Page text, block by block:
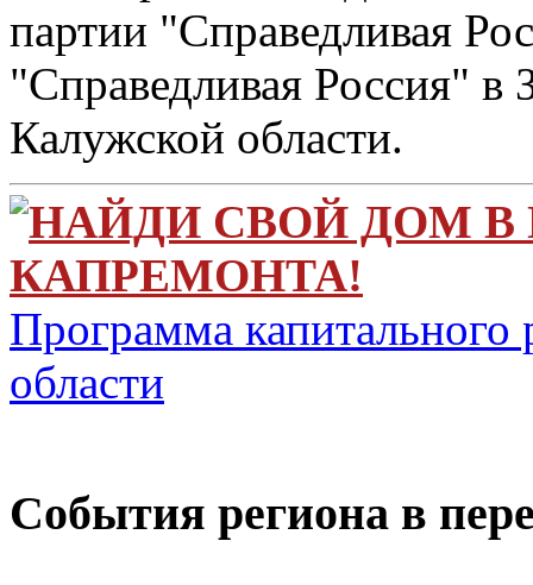
партии "Справедливая
"Справедливая Россия" в
Калужской области.
НАЙДИ СВОЙ ДОМ В
КАПРЕМОНТА!
Программа
области
Cобытия региона в